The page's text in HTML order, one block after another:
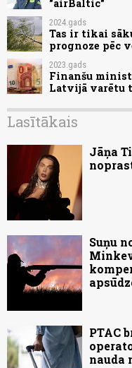
"airBaltic"
2024.gads
Tas ir tikai
prognoze pēc
2023.gads
Finanšu
Latvijā
Lasītākais
Jāņa
Suņu
PTAC
nauda